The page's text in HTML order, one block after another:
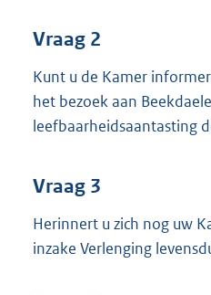
Vraag 2
Kunt u de Kamer
het bezoek aan
leefbaarheidsaantasting
Vraag 3
Herinnert u zich nog uw
inzake Verlenging